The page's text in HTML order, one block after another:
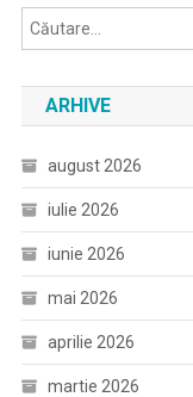
ARHIVE
august 2026
iulie 2026
iunie 2026
mai 2026
aprilie 2026
martie 2026